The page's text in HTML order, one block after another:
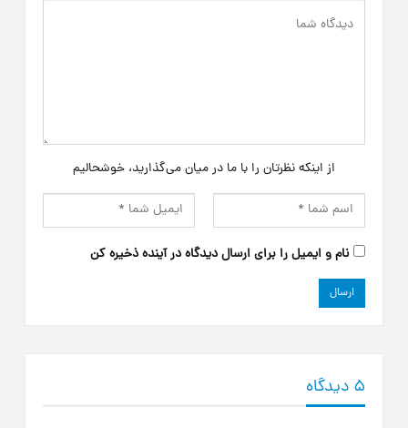
از اینکه نظرتان را با ما در میان می‌گذارید، خوشحالیم
نام و ایمیل را برای ارسال دیدگاه در آینده ذخیره کن
5 دیدگاه